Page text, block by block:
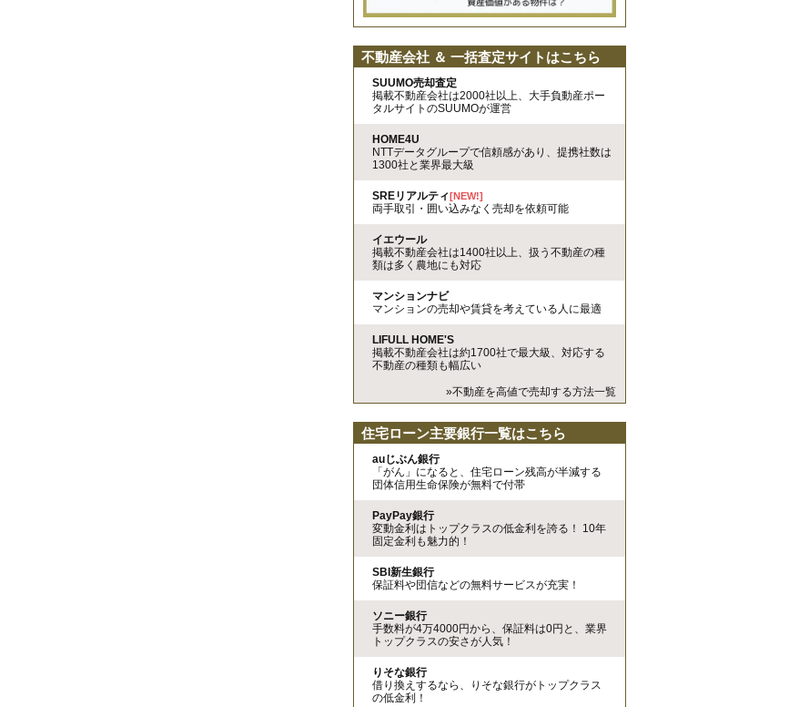
不動産会社 ＆ 一括査定サイトはこちら
SUUMO売却査定
掲載不動産会社は2000社以上、大手負動産ポー
タルサイトのSUUMOが運営
HOME4U
NTTデータグループで信頼感があり、提携社数は
1300社と業界最大級
SREリアルティ[NEW!]
両手取引・囲い込みなく売却を依頼可能
イエウール
掲載不動産会社は1400社以上、扱う不動産の種
類は多く農地にも対応
マンションナビ
マンションの売却や賃貸を考えている人に最適
LIFULL HOME'S
掲載不動産会社は約1700社で最大級、対応する
不動産の種類も幅広い
»不動産を高値で売却する方法一覧
住宅ローン主要銀行一覧はこちら
auじぶん銀行
「がん」になると、住宅ローン残高が半減する
団体信用生命保険が無料で付帯
PayPay銀行
変動金利はトップクラスの低金利を誇る！ 10年
固定金利も魅力的！
SBI新生銀行
保証料や団信などの無料サービスが充実！
ソニー銀行
手数料が4万4000円から、保証料は0円と、業界
トップクラスの安さが人気！
りそな銀行
借り換えするなら、りそな銀行がトップクラス
の低金利！